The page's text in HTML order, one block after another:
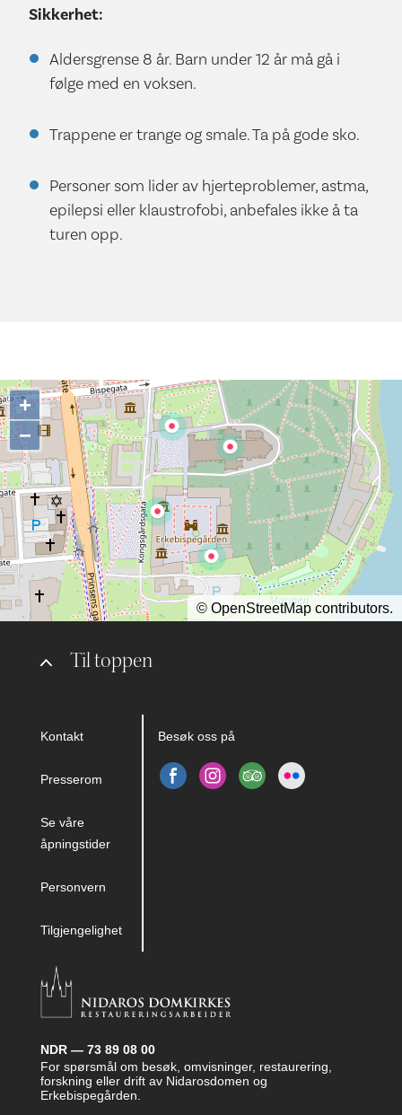
Sikkerhet:
Aldersgrense 8 år. Barn under 12 år må gå i
følge med en voksen.
Trappene er trange og smale. Ta på gode sko.
Personer som lider av hjerteproblemer, astma,
epilepsi eller klaustrofobi, anbefales ikke å ta
turen opp.
Til toppen
Kontakt
Presserom
Se våre
åpningstider
Personvern
Tilgjengelighet
Besøk oss på
NDR — 73 89 08 00
For spørsmål om besøk, omvisninger, restaurering,
forskning eller drift av Nidarosdomen og
Erkebispegården.
+
−
© OpenStreetMap contributors.